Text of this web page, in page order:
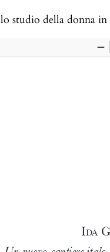
studio della donna